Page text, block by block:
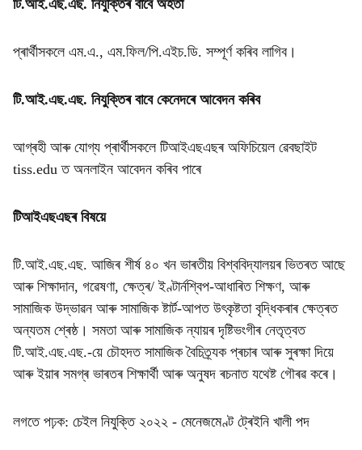
টি.আই.এছ.এছ. নিযুক্তিৰ বাবে অৰ্হতা
প্ৰাৰ্থীসকলে এম.এ., এম.ফিল/পি.এইচ.ডি. সম্পূৰ্ণ কৰিব লাগিব।
টি.আই.এছ.এছ. নিযুক্তিৰ বাবে কেনেদৰে আবেদন কৰিব
আগ্ৰহী আৰু যোগ্য প্ৰাৰ্থীসকলে টিআইএছএছৰ অফিচিয়েল ৱেবছাইট
tiss.edu ত অনলাইন আবেদন কৰিব পাৰে
টিআইএছএছৰ বিষয়ে
টি.আই.এছ.এছ. আজিৰ শীৰ্ষ ৪০ খন ভাৰতীয় বিশ্ববিদ্যালয়ৰ ভিতৰত আছে
আৰু শিক্ষাদান, গৱেষণা, ক্ষেত্ৰ/ ইণ্টাৰ্নশ্বিপ-আধাৰিত শিক্ষণ, আৰু
সামাজিক উদ্ভাৱন আৰু সামাজিক ষ্টাৰ্ট-আপত উৎকৃষ্টতা বৃদ্ধিকৰাৰ ক্ষেত্ৰত
অন্যতম শ্ৰেষ্ঠ। সমতা আৰু সামাজিক ন্যায়ৰ দৃষ্টিভংগীৰ নেতৃত্বত
টি.আই.এছ.এছ.-য়ে চৌহদত সামাজিক বৈচিত্ৰ্যক প্ৰচাৰ আৰু সুৰক্ষা দিয়ে
আৰু ইয়াৰ সমগ্ৰ ভাৰতৰ শিক্ষাৰ্থী আৰু অনুষদ ৰচনাত যথেষ্ট গৌৰৱ কৰে।
লগতে পঢ়ক: চেইল নিযুক্তি ২০২২ - মেনেজমেণ্ট ট্ৰেইনি খালী পদ